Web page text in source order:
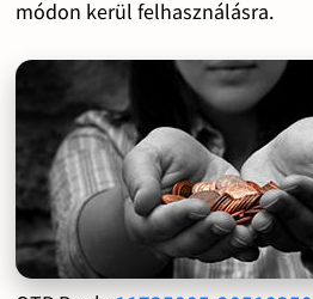
módon kerül felhasználásra.